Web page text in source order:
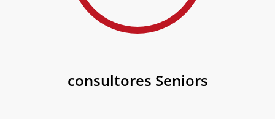
consultores Seniors